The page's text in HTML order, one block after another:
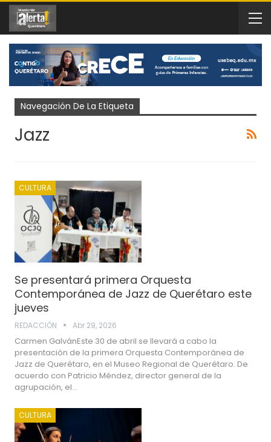
Navegación De La Etiqueta
Jazz
CULTURA
Se presentará primera Orquesta
Contemporánea de Jazz de Querétaro este
jueves
REDACCIÓN Abr 29, 2026
Carmen GalvánEste 30 de abril se llevará a cabo la
presentación de la primera Orquesta Contemporánea de
Jazz de Querétaro, en el Museo Regional de Querétaro. De
acuerdo con Patricio Méndez, director general de la
agrupación, el…
CULTURA